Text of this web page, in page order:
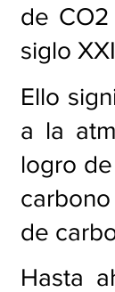
de
siglo
Ello
a la
logro
de
Hasta